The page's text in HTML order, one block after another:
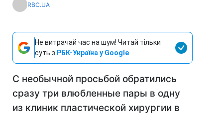
RBC.UA
Не витрачай час на шум! Читай тільки
суть з РБК-Україна у Google
С необычной просьбой обратились
сразу три влюбленные пары в одну
из клиник пластической хирургии в